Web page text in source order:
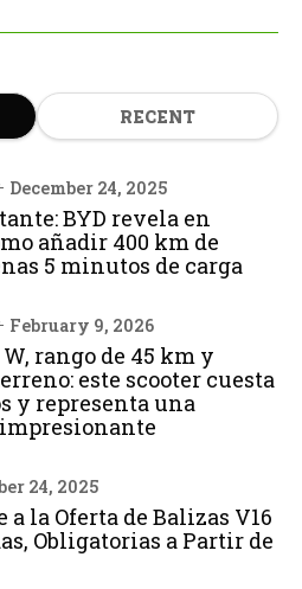
RECENT
December 24, 2025
BYD revela en
añadir 400 km de
5 minutos de carga
February 9, 2026
rango de 45 km y
este scooter cuesta
y representa una
24, 2025
a la Oferta de Balizas V16
Obligatorias a Partir de